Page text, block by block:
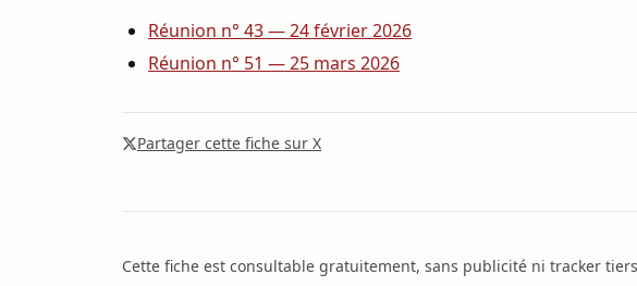
Réunion n° 43 — 24 février 2026
Réunion n° 51 — 25 mars 2026
Partager cette fiche sur X
Cette fiche est consultable gratuitement, sans publicité ni tracker